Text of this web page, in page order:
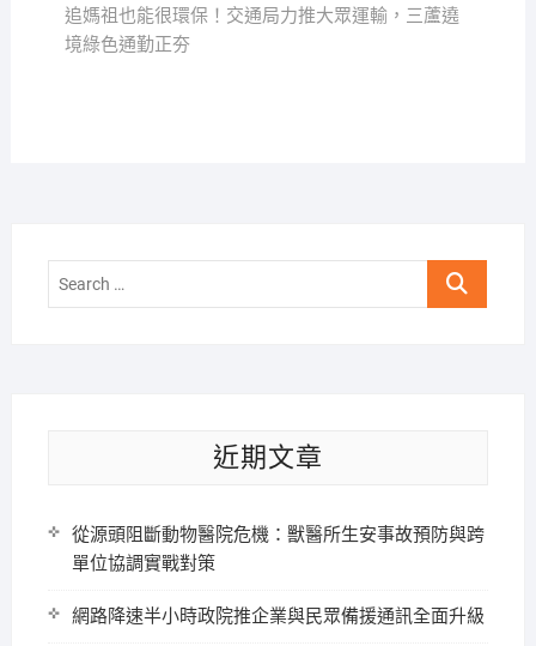
覽 post:
追媽祖也能很環保！交通局力推大眾運輸，三蘆遶
境綠色通勤正夯
Search
近期文章
從源頭阻斷動物醫院危機：獸醫所生安事故預防與跨
單位協調實戰對策
網路降速半小時政院推企業與民眾備援通訊全面升級